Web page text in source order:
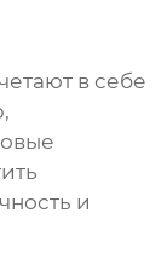
в себе
и